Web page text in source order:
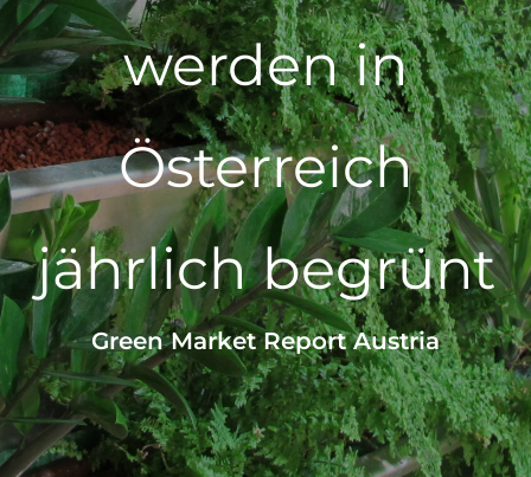
werden in
Österreich
jährlich begrünt
Green Market Report Austria